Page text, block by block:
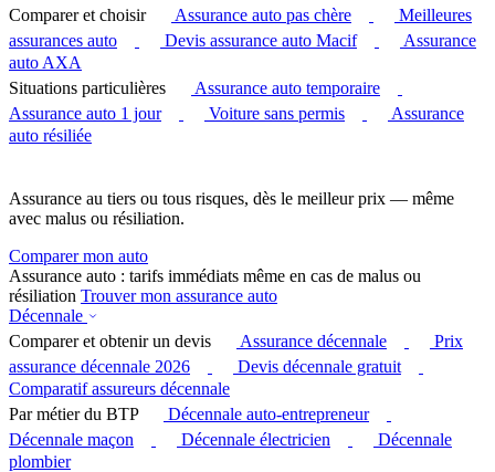
Comparer et choisir
Assurance auto pas chère
Meilleures
assurances auto
Devis assurance auto Macif
Assurance
auto AXA
Situations particulières
Assurance auto temporaire
Assurance auto 1 jour
Voiture sans permis
Assurance
auto résiliée
Assurance au tiers ou tous risques, dès le meilleur prix — même
avec malus ou résiliation.
Comparer mon auto
Assurance auto : tarifs immédiats même en cas de malus ou
résiliation Trouver mon assurance auto
Décennale
Comparer et obtenir un devis
Assurance décennale
Prix
assurance décennale 2026
Devis décennale gratuit
Comparatif assureurs décennale
Par métier du BTP
Décennale auto-entrepreneur
Décennale maçon
Décennale électricien
Décennale
plombier